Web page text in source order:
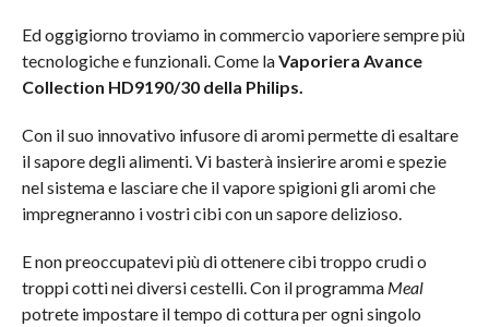
Ed oggigiorno troviamo in commercio vaporiere sempre più
tecnologiche e funzionali. Come laVaporiera Avance
Collection HD9190/30 della Philips.
Con il suo innovativo infusore di aromi permette di esaltare
il sapore degli alimenti. Vi basterà insierire aromi e spezie
nel sistema e lasciare che il vapore spigioni gli aromi che
impregneranno i vostri cibi con un sapore delizioso.
E non preoccupatevi più di ottenere cibi troppo crudi o
troppi cotti nei diversi cestelli. Con il programma Meal
potrete impostare il tempo di cottura per ogni singolo